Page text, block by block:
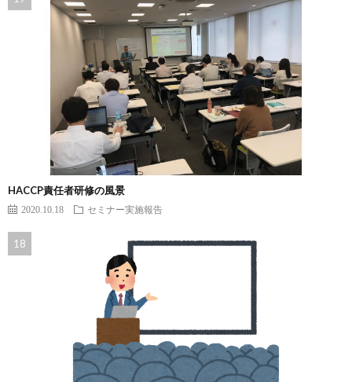
HACCP責任者研修の風景
2020.10.18 セミナー実施報告